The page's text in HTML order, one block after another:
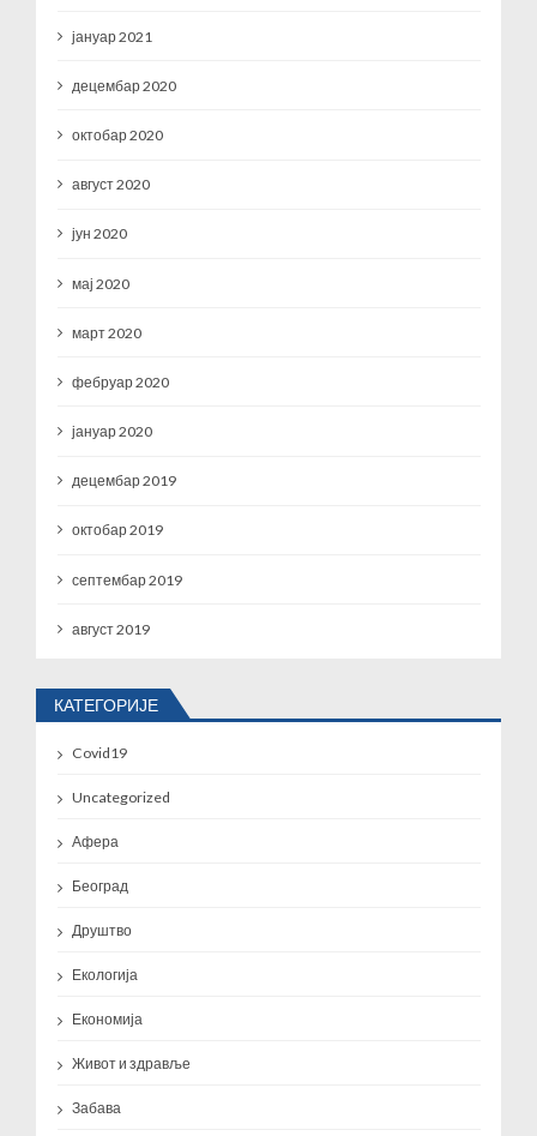
јануар 2021
децембар 2020
октобар 2020
август 2020
јун 2020
мај 2020
март 2020
фебруар 2020
јануар 2020
децембар 2019
октобар 2019
септембар 2019
август 2019
КАТЕГОРИЈЕ
Covid19
Uncategorized
Афера
Београд
Друштво
Екологија
Економија
Живот и здравље
Забава